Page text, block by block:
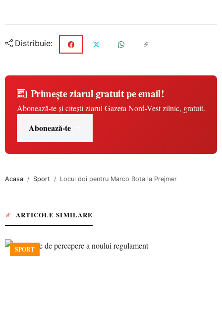
Distribuie:
Primește ziarul gratuit pe email!
Abonează-te și citești ziarul Gazeta Nord-Vest zilnic, gratuit.
Abonează-te
Acasa Sport Locul doi pentru Marco Bota la Prejmer
ARTICOLE SIMILARE
SPORT